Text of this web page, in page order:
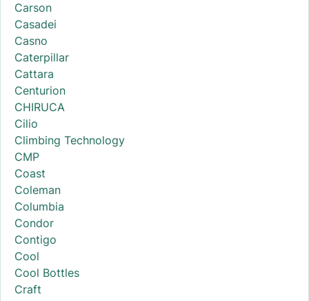
Carson
Casadei
Casno
Caterpillar
Cattara
Centurion
CHIRUCA
Cilio
Climbing Technology
CMP
Coast
Coleman
Columbia
Condor
Contigo
Cool
Cool Bottles
Craft